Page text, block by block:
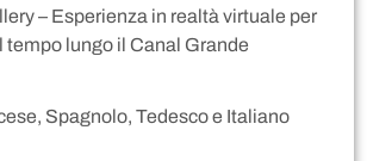
– Esperienza in realtà virtuale per
tempo lungo il Canal Grande
Spagnolo, Tedesco e Italiano